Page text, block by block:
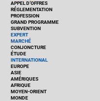
APPEL D’OFFRES
RÉGLEMENTATION
PROFESSION
GRAND PROGRAMME
SUBVENTION
EXPERT
MARCHÉ
CONJONCTURE
ÉTUDE
INTERNATIONAL
EUROPE
ASIE
AMÉRIQUES
AFRIQUE
MOYEN-ORIENT
MONDE